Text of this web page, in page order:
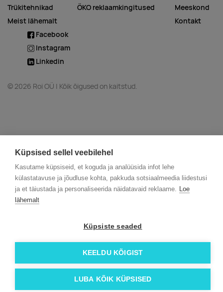
Küpsised sellel veebilehel
Kasutame küpsiseid, et koguda ja analüüsida infot lehe
külastatavuse ja jõudluse kohta, pakkuda sotsiaalmeedia liidestusi
ja et täiustada ja personaliseerida näidatavaid reklaame. Loe
lähemalt
Küpsiste seaded
KEELDU KÕIGIST
LUBA KÕIK KÜPSISED
Trükitehnikad
Meist lähemalt
ÖKO reklaamkingitused
Meeskond
Kontakt
Facebook
Instagram
Linkedin
© 2026 Roi OÜ | Kõik õigused on kaitstud.